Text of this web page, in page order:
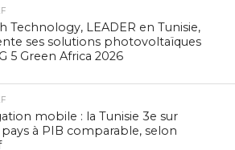
Technology, LEADER en Tunisie,
ses solutions photovoltaïques
5 Green Africa 2026
mobile : la Tunisie 3e sur
à PIB comparable, selon